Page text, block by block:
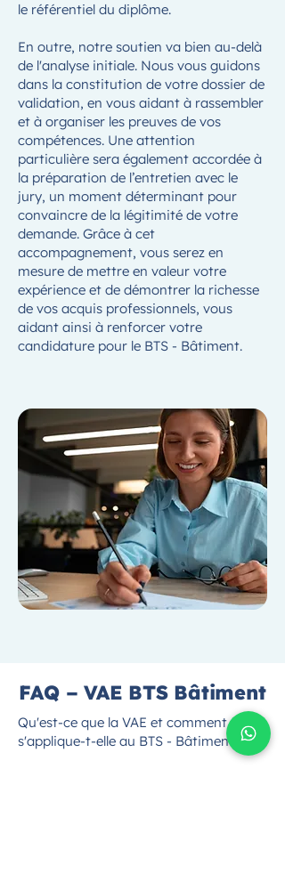
le référentiel du diplôme.
En outre, notre soutien va bien au-delà
de l'analyse initiale. Nous vous guidons
dans la constitution de votre dossier de
validation, en vous aidant à rassembler
et à organiser les preuves de vos
compétences. Une attention
particulière sera également accordée à
la préparation de l’entretien avec le
jury, un moment déterminant pour
convaincre de la légitimité de votre
demande. Grâce à cet
accompagnement, vous serez en
mesure de mettre en valeur votre
expérience et de démontrer la richesse
de vos acquis professionnels, vous
aidant ainsi à renforcer votre
candidature pour le BTS - Bâtiment.
FAQ – VAE BTS Bâtiment
Qu'est-ce que la VAE et comment
s'applique-t-elle au BTS - Bâtiment ?